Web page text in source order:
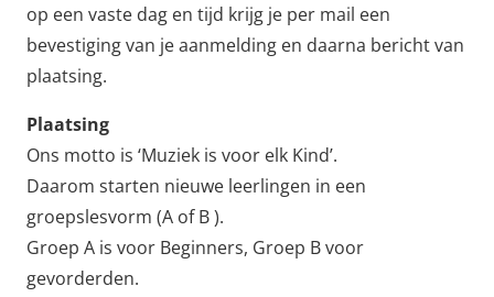
op een vaste dag en tijd krijg je per mail een
bevestiging van je aanmelding en daarna bericht van
plaatsing.
Plaatsing
Ons motto is ‘Muziek is voor elk Kind’.
Daarom starten nieuwe leerlingen in een
groepslesvorm (A of B ).
Groep A is voor Beginners, Groep B voor
gevorderden.